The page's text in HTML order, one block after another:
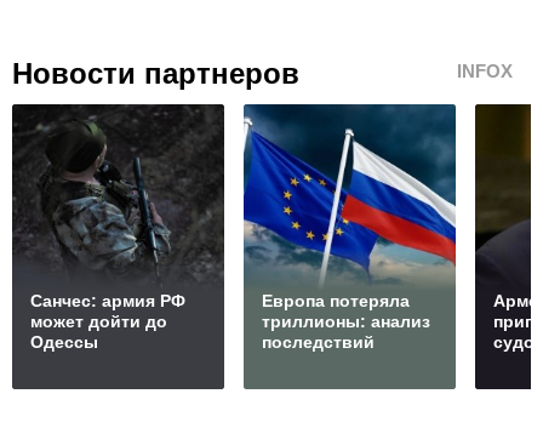
Новости партнеров INFOX
Санчес: армия РФ
может дойти до
Одессы
Европа потеряла
триллионы: анализ
последствий